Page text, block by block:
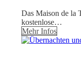
Das Maison de la
kostenlose…
Mehr Infos